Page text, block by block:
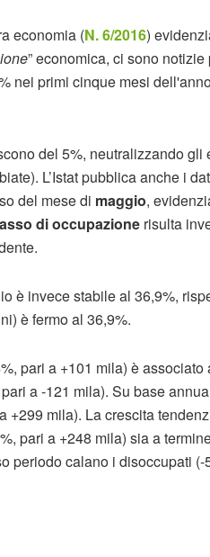
economia (N. 6/2016)
” economica, ci sono
nei primi cinque mesi
del 5%, neutralizzando gli
L’Istat pubblica anche i
del mese di maggio,
di occupazione risulta
è invece stabile al 36,9%,
è fermo al 36,9%.
pari a +101 mila) è associato
a -121 mila). Su base
+299 mila). La crescita
pari a +248 mila) sia a
periodo calano i disoccupati (-